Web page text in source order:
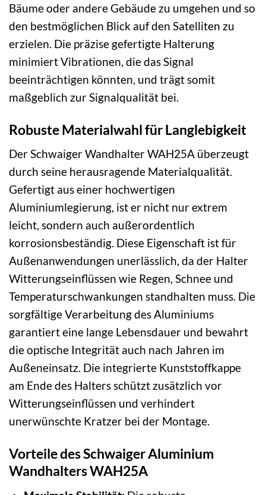
Bäume oder andere Gebäude zu umgehen und so
den bestmöglichen Blick auf den Satelliten zu
erzielen. Die präzise gefertigte Halterung
minimiert Vibrationen, die das Signal
beeinträchtigen könnten, und trägt somit
maßgeblich zur Signalqualität bei.
Robuste Materialwahl für Langlebigkeit
Der Schwaiger Wandhalter WAH25A überzeugt
durch seine herausragende Materialqualität.
Gefertigt aus einer hochwertigen
Aluminiumlegierung, ist er nicht nur extrem
leicht, sondern auch außerordentlich
korrosionsbeständig. Diese Eigenschaft ist für
Außenanwendungen unerlässlich, da der Halter
Witterungseinflüssen wie Regen, Schnee und
Temperaturschwankungen standhalten muss. Die
sorgfältige Verarbeitung des Aluminiums
garantiert eine lange Lebensdauer und bewahrt
die optische Integrität auch nach Jahren im
Außeneinsatz. Die integrierte Kunststoffkappe
am Ende des Halters schützt zusätzlich vor
Witterungseinflüssen und verhindert
unerwünschte Kratzer bei der Montage.
Vorteile des Schwaiger Aluminium
Wandhalters WAH25A